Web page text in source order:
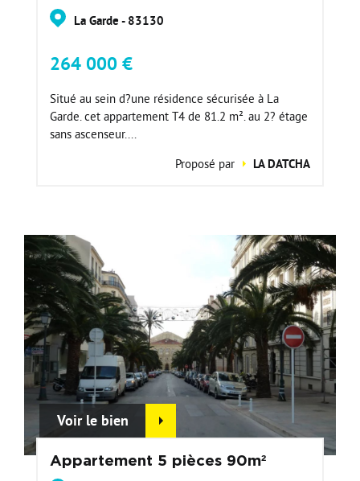
La Garde - 83130
264 000 €
Situé au sein d?une résidence sécurisée à La
Garde. cet appartement T4 de 81.2 m². au 2? étage
sans ascenseur....
Proposé par
LA DATCHA
Voir le bien
Appartement 5 pièces 90m²